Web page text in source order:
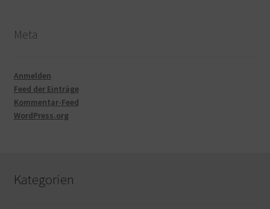
Meta
Anmelden
Feed der Einträge
Kommentar-Feed
WordPress.org
Kategorien